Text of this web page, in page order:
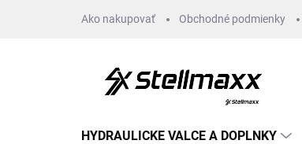
Ako nakupovať Obchodné podmienky
HYDRAULICKE VALCE A DOPLNKY